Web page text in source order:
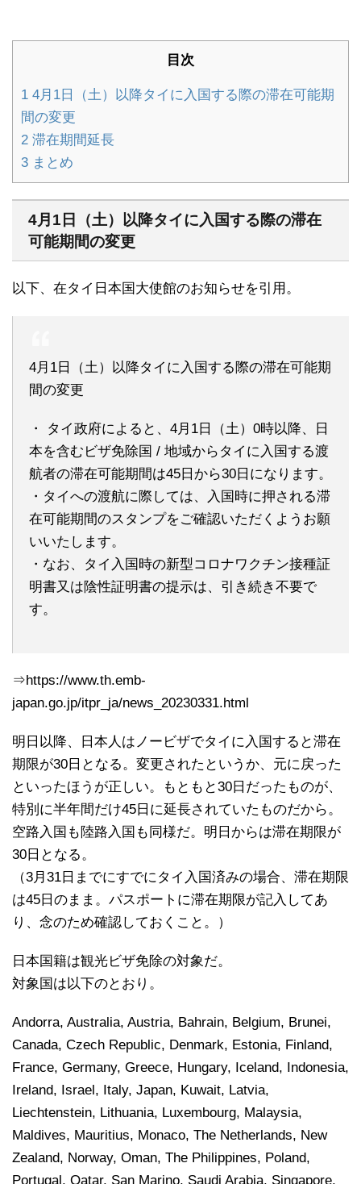
目次
1 4月1日（土）以降タイに入国する際の滞在可能期
間の変更
2 滞在期間延長
3 まとめ
4月1日（土）以降タイに入国する際の滞在
可能期間の変更
以下、在タイ日本国大使館のお知らせを引用。
4月1日（土）以降タイに入国する際の滞在可能期
間の変更
・ タイ政府によると、4月1日（土）0時以降、日
本を含むビザ免除国 / 地域からタイに入国する渡
航者の滞在可能期間は45日から30日になります。
・タイへの渡航に際しては、入国時に押される滞
在可能期間のスタンプをご確認いただくようお願
いいたします。
・なお、タイ入国時の新型コロナワクチン接種証
明書又は陰性証明書の提示は、引き続き不要で
す。
⇒https://www.th.emb-
japan.go.jp/itpr_ja/news_20230331.html
明日以降、日本人はノービザでタイに入国すると滞在
期限が30日となる。変更されたというか、元に戻った
といったほうが正しい。もともと30日だったものが、
特別に半年間だけ45日に延長されていたものだから。
空路入国も陸路入国も同様だ。明日からは滞在期限が
30日となる。
（3月31日までにすでにタイ入国済みの場合、滞在期限
は45日のまま。パスポートに滞在期限が記入してあ
り、念のため確認しておくこと。）
日本国籍は観光ビザ免除の対象だ。
対象国は以下のとおり。
Andorra, Australia, Austria, Bahrain, Belgium, Brunei,
Canada, Czech Republic, Denmark, Estonia, Finland,
France, Germany, Greece, Hungary, Iceland, Indonesia,
Ireland, Israel, Italy, Japan, Kuwait, Latvia,
Liechtenstein, Lithuania, Luxembourg, Malaysia,
Maldives, Mauritius, Monaco, The Netherlands, New
Zealand, Norway, Oman, The Philippines, Poland,
Portugal, Qatar, San Marino, Saudi Arabia, Singapore,